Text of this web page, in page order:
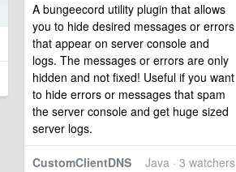
A bungeecord utility plugin that allows
you to hide desired messages or errors
that appear on server console and
logs. The messages or errors are only
hidden and not fixed! Useful if you want
to hide errors or messages that spam
the server console and get huge sized
server logs.
Java · 3 watchers
CustomClientDNS